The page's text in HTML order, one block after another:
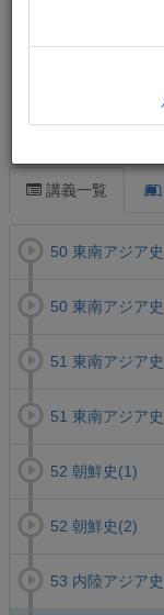
講義一覧
50 東南アジア
50 東南アジア
51 東南アジア
51 東南アジア
52 朝鮮史(1)
52 朝鮮史(2)
53 内陸アジア